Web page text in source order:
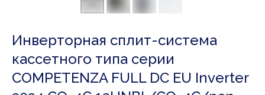
Инверторная сплит-система
кассетного типа серии
COMPETENZA FULL DC EU Inverter